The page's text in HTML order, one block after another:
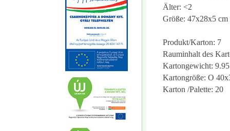
Älter: <2
Größe: 47x28x5 cm
Produkt/Karton: 7
Rauminhalt des
Kartongewicht:
Kartongröße: O
Karton /Palette: 20